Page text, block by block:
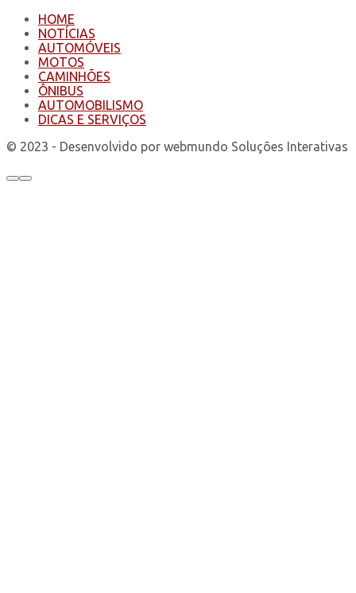
HOME
NOTÍCIAS
AUTOMÓVEIS
MOTOS
CAMINHÕES
ÔNIBUS
AUTOMOBILISMO
DICAS E SERVIÇOS
© 2023 - Desenvolvido por webmundo Soluções Interativas